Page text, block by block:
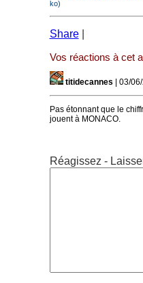
ko)
Share
Vos réactions à cet
titidecannes | 03/
Pas étonnant que le
jouent à MONACO.
Réagissez -